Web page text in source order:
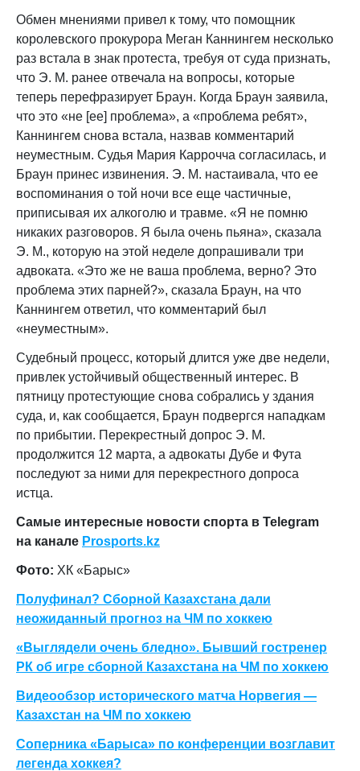
Обмен мнениями привел к тому, что помощник
королевского прокурора Меган Каннингем несколько
раз встала в знак протеста, требуя от суда признать,
что Э. М. ранее отвечала на вопросы, которые
теперь перефразирует Браун. Когда Браун заявила,
что это «не [ее] проблема», а «проблема ребят»,
Каннингем снова встала, назвав комментарий
неуместным. Судья Мария Каррочча согласилась, и
Браун принес извинения. Э. М. настаивала, что ее
воспоминания о той ночи все еще частичные,
приписывая их алкоголю и травме. «Я не помню
никаких разговоров. Я была очень пьяна», сказала
Э. М., которую на этой неделе допрашивали три
адвоката. «Это же не ваша проблема, верно? Это
проблема этих парней?», сказала Браун, на что
Каннингем ответил, что комментарий был
«неуместным».
Судебный процесс, который длится уже две недели,
привлек устойчивый общественный интерес. В
пятницу протестующие снова собрались у здания
суда, и, как сообщается, Браун подвергся нападкам
по прибытии. Перекрестный допрос Э. М.
продолжится 12 марта, а адвокаты Дубе и Фута
последуют за ними для перекрестного допроса
истца.
Самые интересные новости спорта в Telegram
на канале Prosports.kz
Фото: ХК «Барыс»
Полуфинал? Сборной Казахстана дали
неожиданный прогноз на ЧМ по хоккею
«Выглядели очень бледно». Бывший гостренер
РК об игре сборной Казахстана на ЧМ по хоккею
Видеообзор исторического матча Норвегия —
Казахстан на ЧМ по хоккею
Соперника «Барыса» по конференции возглавит
легенда хоккея?